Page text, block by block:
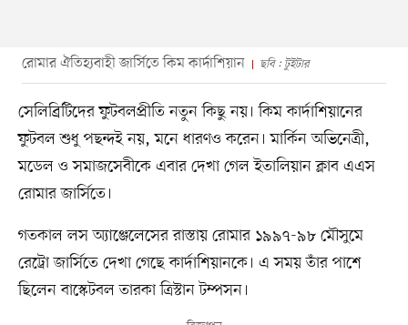
রোমার ঐতিহ্যবাহী জার্সিতে কিম কার্দাশিয়ান ছবি : টুইটার
সেলিব্রিটিদের ফুটবলপ্রীতি নতুন কিছু নয়। কিম কার্দাশিয়ানের
ফুটবল শুধু পছন্দই নয়, মনে ধারণও করেন। মার্কিন অভিনেত্রী,
মডেল ও সমাজসেবীকে এবার দেখা গেল ইতালিয়ান ক্লাব এএস
রোমার জার্সিতে।
গতকাল লস অ্যাঞ্জেলেসের রাস্তায় রোমার ১৯৯৭-৯৮ মৌসুমে
রেট্রো জার্সিতে দেখা গেছে কার্দাশিয়ানকে। এ সময় তাঁর পাশে
ছিলেন বাস্কেটবল তারকা ত্রিস্টান টম্পসন।